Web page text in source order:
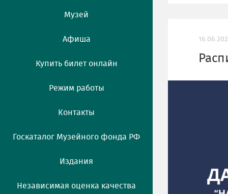
Музей
Афиша
Купить билет онлайн
Режим работы
Контакты
Госкаталог Музейного фонда РФ
Издания
Независимая оценка качества